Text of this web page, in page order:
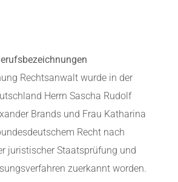
Rechtsanwalt wurde in der
Herrn Sascha Rudolf
Brands und Frau Katharina
Recht nach
juristischer Staatsprüfung und
zuerkannt worden.